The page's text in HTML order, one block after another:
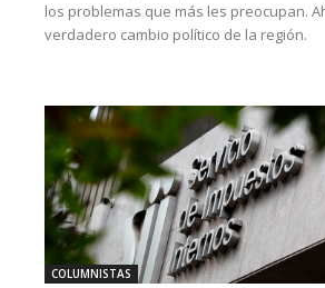
los problemas que más les preocupan.
verdadero cambio político de la región.
COLUMNISTAS